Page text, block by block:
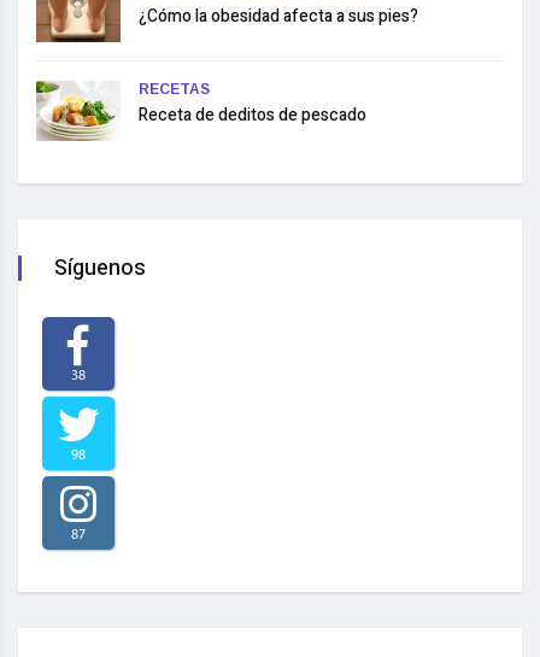
¿Cómo la obesidad afecta a sus pies?
RECETAS
Receta de deditos de pescado
Síguenos
38
98
87